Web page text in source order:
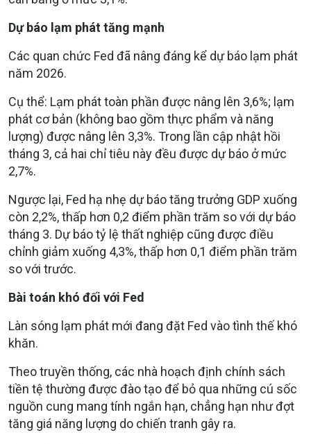
Dự báo lạm phát tăng mạnh
Các quan chức Fed đã nâng đáng kể dự báo lạm phát
năm 2026.
Cụ thể: Lạm phát toàn phần được nâng lên 3,6%; lạm
phát cơ bản (không bao gồm thực phẩm và năng
lượng) được nâng lên 3,3%. Trong lần cập nhật hồi
tháng 3, cả hai chỉ tiêu này đều được dự báo ở mức
2,7%.
Ngược lại, Fed hạ nhẹ dự báo tăng trưởng GDP xuống
còn 2,2%, thấp hơn 0,2 điểm phần trăm so với dự báo
tháng 3. Dự báo tỷ lệ thất nghiệp cũng được điều
chỉnh giảm xuống 4,3%, thấp hơn 0,1 điểm phần trăm
so với trước.
Bài toán khó đối với Fed
Làn sóng lạm phát mới đang đặt Fed vào tình thế khó
khăn.
Theo truyền thống, các nhà hoạch định chính sách
tiền tệ thường được đào tạo để bỏ qua những cú sốc
nguồn cung mang tính ngắn hạn, chẳng hạn như đợt
tăng giá năng lượng do chiến tranh gây ra.